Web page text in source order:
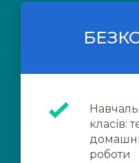
класів:
домашні
роботи